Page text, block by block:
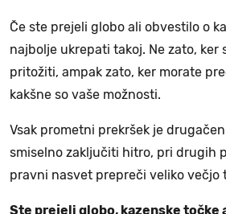
Če ste prejeli globo ali obvestilo o
najbolje ukrepati takoj. Ne zato, ker
pritožiti, ampak zato, ker morate
kakšne so vaše možnosti.
Vsak prometni prekršek je
smiselno zaključiti hitro, pri drugih
pravni nasvet prepreči veliko večjo
Ste prejeli globo, kazenske točke